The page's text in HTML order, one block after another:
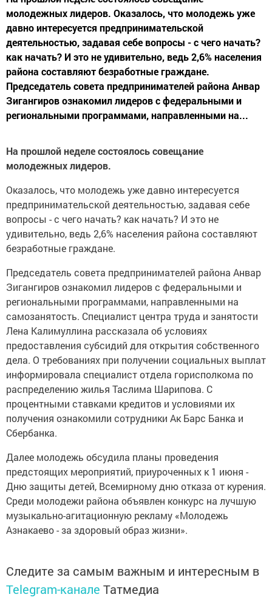
молодежных лидеров. Оказалось, что молодежь уже
давно интересуется предпринимательской
деятельностью, задавая себе вопросы - с чего начать?
как начать? И это не удивительно, ведь 2,6% населения
района составляют безработные граждане.
Председатель совета предпринимателей района Анвар
Зигангиров ознакомил лидеров с федеральными и
региональными программами, направленными на...
На прошлой неделе состоялось совещание
молодежных лидеров.
Оказалось, что молодежь уже давно интересуется
предпринимательской деятельностью, задавая себе
вопросы - с чего начать? как начать? И это не
удивительно, ведь 2,6% населения района составляют
безработные граждане.
Председатель совета предпринимателей района Анвар
Зигангиров ознакомил лидеров с федеральными и
региональными программами, направленными на
самозанятость. Специалист центра труда и занятости
Лена Калимуллина рассказала об условиях
предоставления субсидий для открытия собственного
дела. О требованиях при получении социальных выплат
информировала специалист отдела горисполкома по
распределению жилья Таслима Шарипова. С
процентными ставками кредитов и условиями их
получения ознакомили сотрудники Ак Барс Банка и
Сбербанка.
Далее молодежь обсудила планы проведения
предстоящих мероприятий, приуроченных к 1 июня -
Дню защиты детей, Всемирному дню отказа от курения.
Среди молодежи района объявлен конкурс на лучшую
музыкально-агитационную рекламу «Молодежь
Азнакаево - за здоровый образ жизни».
Следите за самым важным и интересным в
Telegram-канале Татмедиа